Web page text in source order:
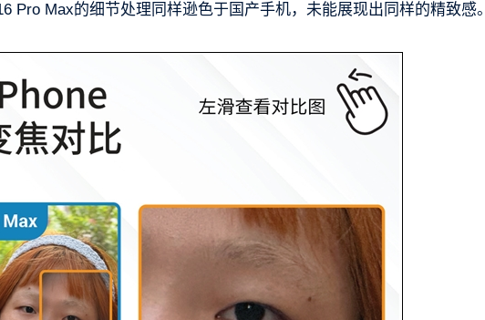
Pro Max的细节处理同样逊色于国产手机，未能展现出同样的精致感。